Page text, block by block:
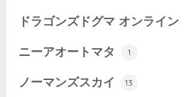
ドラゴンズドグマ オンライン
ニーアオートマタ 1
ノーマンズスカイ 13